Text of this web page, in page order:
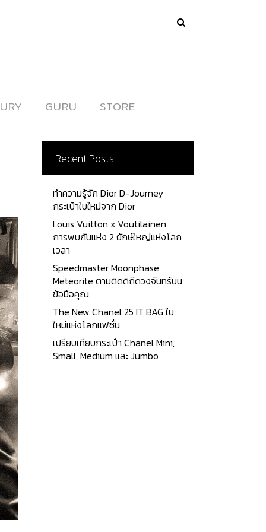
GURU
GURU STORE
STORE
Recent Posts
ทำความรู้จัก Dior D-Journey
กระเป๋าใบใหม่จาก Dior
Louis Vuitton x Voutilainen
การพบกันแห่ง 2 ยักษ์ใหญ่แห่งโลก
เวลา
Speedmaster Moonphase
Meteorite ตามติดดิถีดวงจันทร์บน
ข้อมือคุณ
The New Chanel 25 IT BAG ใบ
ใหม่แห่งโลกแฟชั่น
เปรียบเทียบกระเป๋า Chanel Mini,
Small, Medium และ Jumbo